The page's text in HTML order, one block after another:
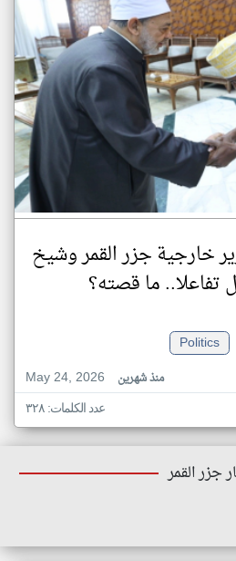
خارجية جزر القمر وشيخ
تفاعلا.. ما قصته؟
Politics
May 24, 2026
منذ شهرين
عدد الكلمات: ٣٢٨
جزر القمر